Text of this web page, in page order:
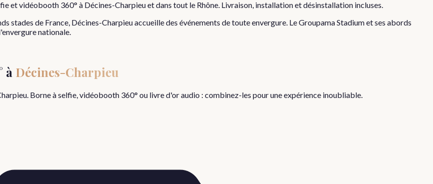
et vidéobooth 360° à Décines-Charpieuet dans tout le Rhône. Livraison, installation et désinstallation incluses.
stades de France, Décines-Charpieu accueille des événements de toute envergure. Le Groupama Stadium et ses abords
nationale.
à Décines-Charpieu
. Borne à selfie, vidéobooth 360° ou livre d'or audio : combinez-les pour une expérience inoubliable.